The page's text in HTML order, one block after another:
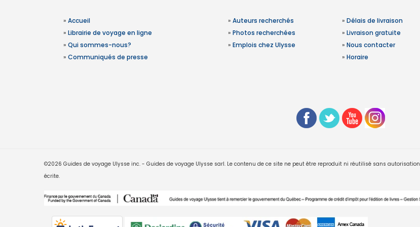
» Accueil
» Librairie de voyage en ligne
» Qui sommes-nous?
» Communiqués de presse
» Auteurs recherchés
» Photos recherchées
» Emplois chez Ulysse
» Délais de livraison
» Livraison gratuite
» Nous contacter
» Horaire
©2026 Guides de voyage Ulysse inc. - Guides de voyage Ulysse sarl. Le contenu de ce site ne peut être reproduit ni réutilisé sans autorisation
écrite.